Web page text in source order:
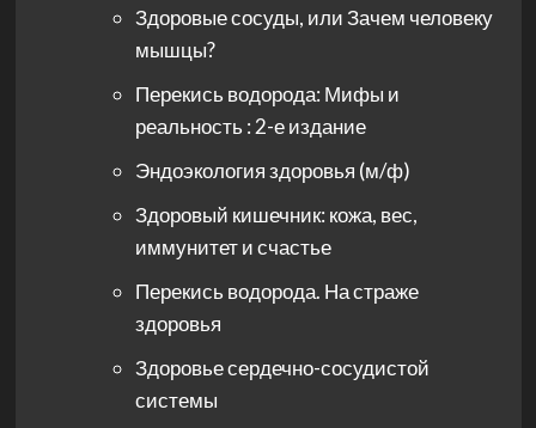
Здоровые сосуды, или Зачем человеку
мышцы?
Перекись водорода: Мифы и
реальность : 2-е издание
Эндоэкология здоровья (м/ф)
Здоровый кишечник: кожа, вес,
иммунитет и счастье
Перекись водорода. На страже
здоровья
Здоровье сердечно-сосудистой
системы